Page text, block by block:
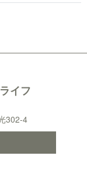
イフ
302-4